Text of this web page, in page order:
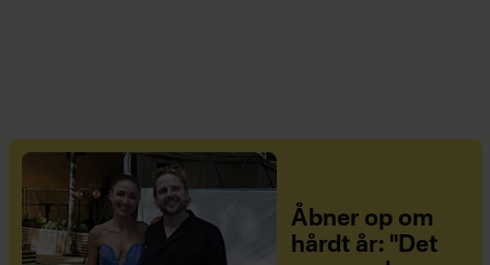
Åbner op om
hårdt år: "Det